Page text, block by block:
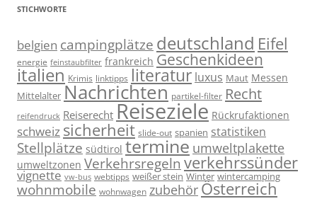
STICHWORTE
belgien campingplätze deutschland Eifel
energie feinstaubfilter frankreich Geschenkideen
italien Krimis linktipps literatur luxus Maut Messen
Mittelalter Nachrichten partikel-filter Recht
reifendruck Reiserecht Reiseziele Rückrufaktionen
schweiz sicherheit slide-out spanien statistiken
Stellplätze südtirol termine umweltplakette
umweltzonen Verkehrsregeln verkehrssünder
vignette vw-bus webtipps weißer stein Winter wintercamping
wohnmobile wohnwagen zubehör Österreich